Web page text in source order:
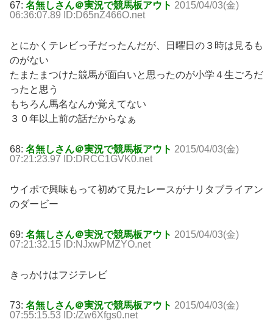
67: 名無しさん＠実況で競馬板アウト 2015/04/03(金)
06:36:07.89 ID:D65nZ466O.net
とにかくテレビっ子だったんだが、日曜日の３時は見るも
のがない
たまたまつけた競馬が面白いと思ったのが小学４生ごろだ
ったと思う
もちろん馬名なんか覚えてない
３０年以上前の話だからなぁ
68: 名無しさん＠実況で競馬板アウト 2015/04/03(金)
07:21:23.97 ID:DRCC1GVK0.net
ウイポで興味もって初めて見たレースがナリタブライアン
のダービー
69: 名無しさん＠実況で競馬板アウト 2015/04/03(金)
07:21:32.15 ID:NJxwPMZYO.net
きっかけはフジテレビ
73: 名無しさん＠実況で競馬板アウト 2015/04/03(金)
07:55:15.53 ID:/Zw6Xfgs0.net